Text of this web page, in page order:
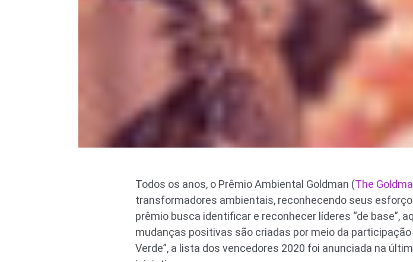
Todos os anos, o Prêmio Ambiental Goldman (The
transformadores ambientais, reconhecendo seus
prêmio busca identificar e reconhecer líderes “de base”,
mudanças positivas são criadas por meio da participação
Verde”, a lista dos vencedores 2020 foi anunciada na